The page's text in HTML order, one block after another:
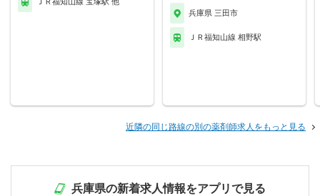
兵庫県 三田市
ＪＲ福知山線 相野駅
近隣の同じ路線の別の薬剤師求人をもっと見る
兵庫県の新着求人情報をアプリで見る